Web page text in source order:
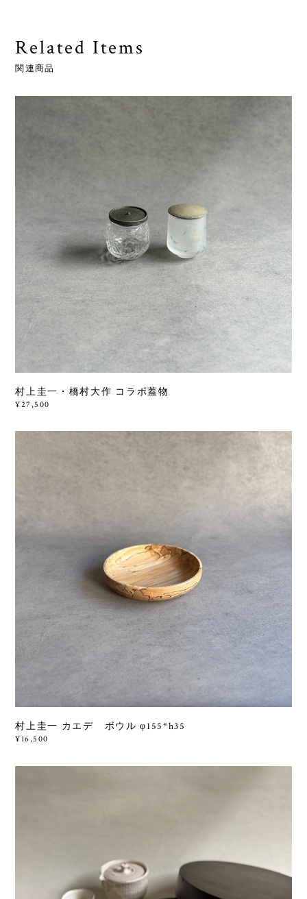
Related Items
関連商品
村上圭一・橋村大作 コラボ蓋物
¥27,500
村上圭一 カエデ ボウル φ155*h35
¥16,500